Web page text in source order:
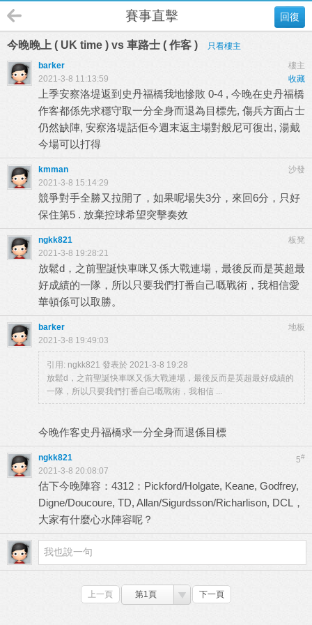
回復
賽事直擊
今晚晚上 ( UK time ) vs 車路士 ( 作客 )
只看樓主
樓主
barker
收藏
2021-3-8 11:13:59
上季安察洛堤返到史丹福橋我地慘敗 0-4 , 今晚在史丹福橋
作客都係先求穩守取一分全身而退為目標先, 傷兵方面占士
仍然缺陣, 安察洛堤話佢今週末返主場對般尼可復出, 湯戴
今場可以打得
沙發
kmman
2021-3-8 15:14:29
競爭對手全勝又拉開了，如果呢場失3分，來回6分，只好
保住第5 . 放棄控球希望突擊奏效
板凳
ngkk821
2021-3-8 19:28:21
放鬆d，之前聖誕快車咪又係大戰連場，最後反而是英超最
好成績的一隊，所以只要我們打番自己嘅戰術，我相信愛
華頓係可以取勝。
地板
barker
2021-3-8 19:49:03
引用: ngkk821 發表於 2021-3-8 19:28
放鬆d，之前聖誕快車咪又係大戰連場，最後反而是英超最好成績的
一隊，所以只要我們打番自己嘅戰術，我相信 ...
今晚作客史丹福橋求一分全身而退係目標
5#
ngkk821
2021-3-8 20:08:07
估下今晚陣容：4312：Pickford/Holgate, Keane, Godfrey,
Digne/Doucoure, TD, Allan/Sigurdsson/Richarlison, DCL，
大家有什麼心水陣容呢？
上一頁 第1頁 下一頁